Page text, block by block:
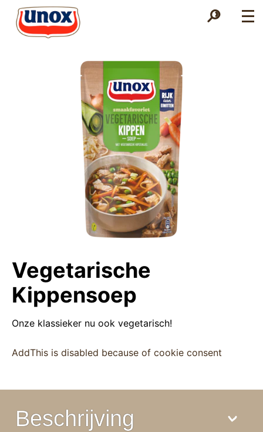
Zoek
Zoek
Vegetarische
Kippensoep
Onze klassieker nu ook vegetarisch!
AddThis is disabled because of cookie consent
Beschrijving